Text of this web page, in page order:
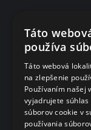
Dotazník
Fakturačné
eČasenka s.r.o.
Svätoplukova 2
984 01 Lučenec
Slovensko
Táto
používa
Táto webová
na zlepšenie
Používaním našej
vyjadrujete
súborov cookie v
používania